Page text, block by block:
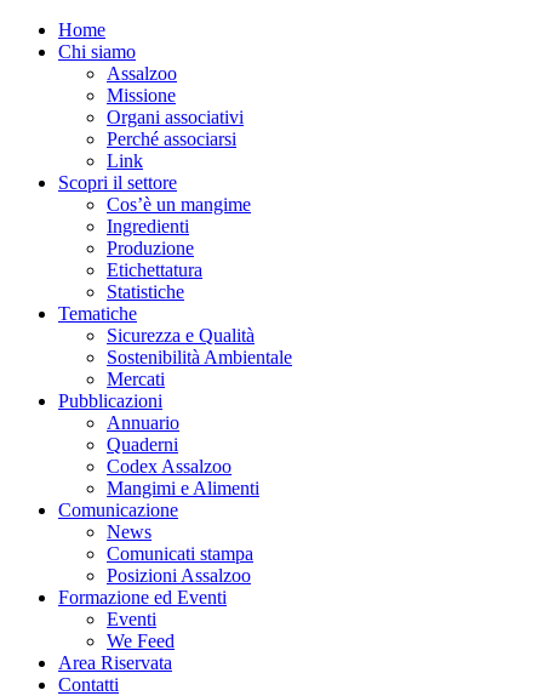
Home
Chi siamo
Assalzoo
Missione
Organi associativi
Perché associarsi
Link
Scopri il settore
Cos’è un mangime
Ingredienti
Produzione
Etichettatura
Statistiche
Tematiche
Sicurezza e Qualità
Sostenibilità Ambientale
Mercati
Pubblicazioni
Annuario
Quaderni
Codex Assalzoo
Mangimi e Alimenti
Comunicazione
News
Comunicati stampa
Posizioni Assalzoo
Formazione ed Eventi
Eventi
We Feed
Area Riservata
Contatti